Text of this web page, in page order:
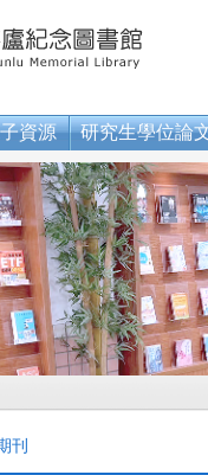
資源 研究生學位論
刊